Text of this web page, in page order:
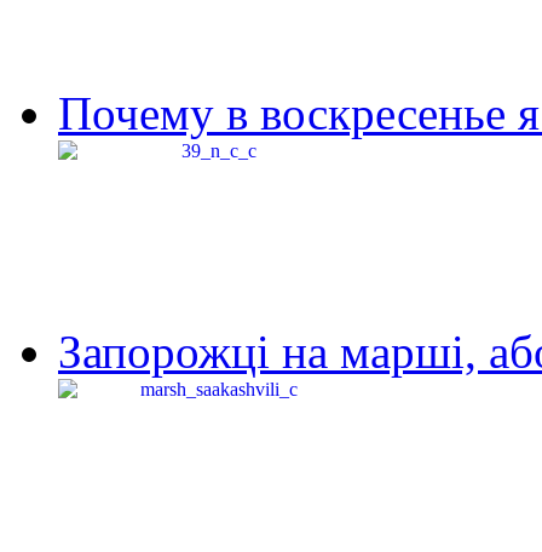
Почему в воскресенье
Запорожці на марші,